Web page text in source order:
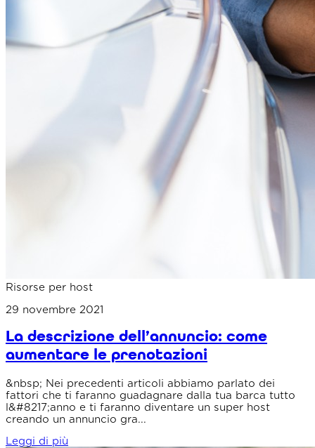
Risorse per host
29 novembre 2021
La descrizione dell’annuncio: come
aumentare le prenotazioni
&nbsp; Nei precedenti articoli abbiamo parlato dei
fattori che ti faranno guadagnare dalla tua barca tutto
l&#8217;anno e ti faranno diventare un super host
creando un annuncio gra...
Leggi di più